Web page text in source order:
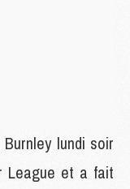
lundi soir
League et a fait